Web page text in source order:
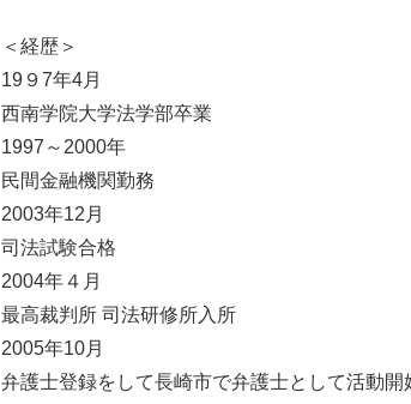
＜経歴＞
19９7年4月
西南学院大学法学部卒業
1997～2000年
民間金融機関勤務
2003年12月
司法試験合格
2004年４月
最高裁判所 司法研修所入所
2005年10月
弁護士登録をして長崎市で弁護士として活動開